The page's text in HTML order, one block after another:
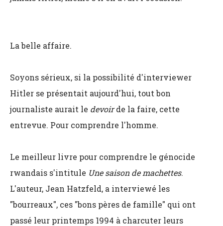
La belle affaire.
Soyons sérieux, si la possibilité d'interviewer
Hitler se présentait aujourd'hui, tout bon
journaliste aurait le devoirde la faire, cette
entrevue. Pour comprendre l'homme.
Le meilleur livre pour comprendre le génocide
rwandais s'intitule Une saison de machettes.
L'auteur, Jean Hatzfeld, a interviewé les
"bourreaux", ces "bons pères de famille" qui ont
passé leur printemps 1994 à charcuter leurs